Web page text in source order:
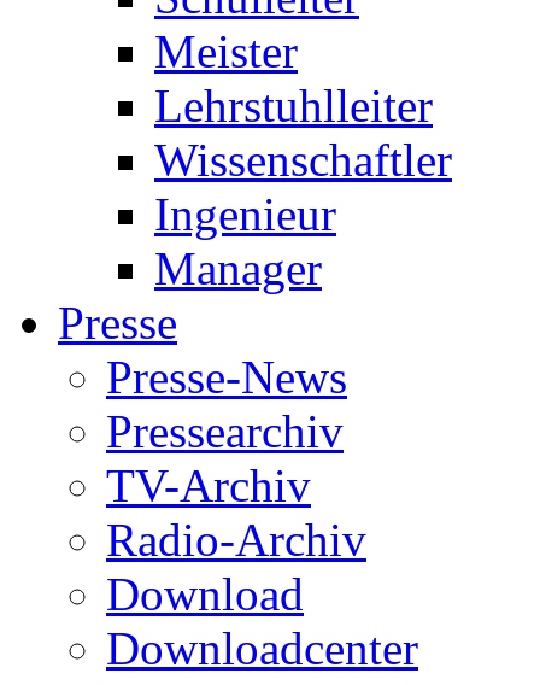
Meister
Lehrstuhlleiter
Wissenschaftler
Ingenieur
Manager
Presse
Presse-News
Pressearchiv
TV-Archiv
Radio-Archiv
Download
Downloadcenter